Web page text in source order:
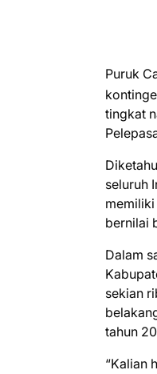
Puruk
tingkat
seluruh
memiliki
bernilai
Dalam
sekian
tahun
“Kalian